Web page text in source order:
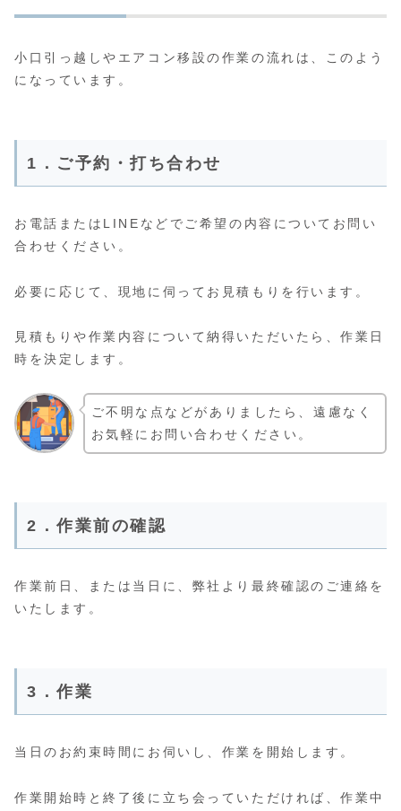
小口引っ越しやエアコン移設の作業の流れは、このよう
になっています。
1．ご予約・打ち合わせ
お電話またはLINEなどでご希望の内容についてお問い
合わせください。
必要に応じて、現地に伺ってお見積もりを行います。
見積もりや作業内容について納得いただいたら、作業日
時を決定します。
ご不明な点などがありましたら、遠慮なく
お気軽にお問い合わせください。
2．作業前の確認
作業前日、または当日に、弊社より最終確認のご連絡を
いたします。
3．作業
当日のお約束時間にお伺いし、作業を開始します。
作業開始時と終了後に立ち会っていただければ、作業中